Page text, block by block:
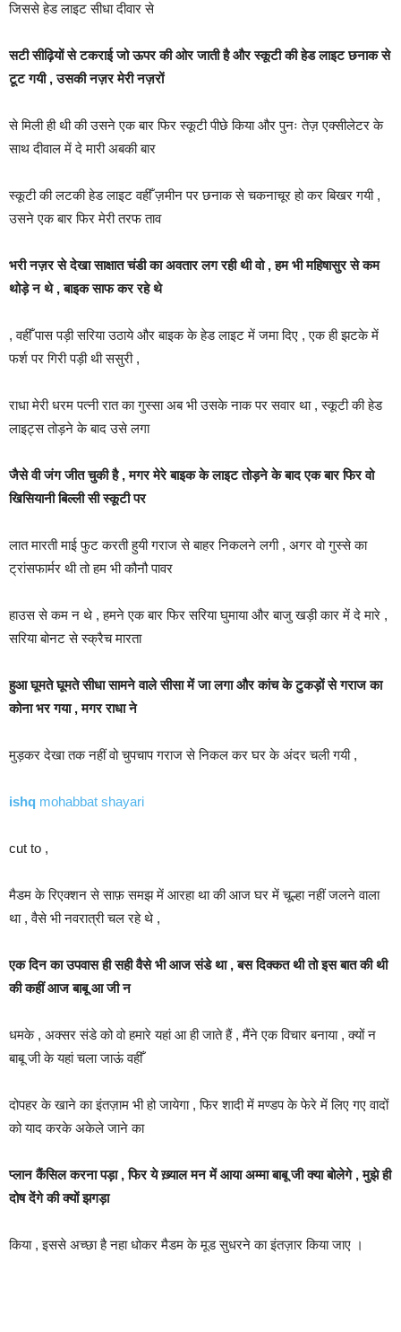
जिससे हेड लाइट सीधा दीवार से
सटी सीढ़ियों से टकराई जो ऊपर की ओर जाती है और स्कूटी की हेड लाइट छनाक से
टूट गयी , उसकी नज़र मेरी नज़रों
से मिली ही थी की उसने एक बार फिर स्कूटी पीछे किया और पुनः तेज़ एक्सीलेटर के
साथ दीवाल में दे मारी अबकी बार
स्कूटी की लटकी हेड लाइट वहीँ ज़मीन पर छनाक से चकनाचूर हो कर बिखर गयी ,
उसने एक बार फिर मेरी तरफ ताव
भरी नज़र से देखा साक्षात चंडी का अवतार लग रही थी वो , हम भी महिषासुर से कम
थोड़े न थे , बाइक साफ कर रहे थे
, वहीँ पास पड़ी सरिया उठाये और बाइक के हेड लाइट में जमा दिए , एक ही झटके में
फर्श पर गिरी पड़ी थी ससुरी ,
राधा मेरी धरम पत्नी रात का गुस्सा अब भी उसके नाक पर सवार था , स्कूटी की हेड
लाइट्स तोड़ने के बाद उसे लगा
जैसे वी जंग जीत चुकी है , मगर मेरे बाइक के लाइट तोड़ने के बाद एक बार फिर वो
खिसियानी बिल्ली सी स्कूटी पर
लात मारती माई फुट करती हुयी गराज से बाहर निकलने लगी , अगर वो गुस्से का
ट्रांसफार्मर थी तो हम भी कौनौ पावर
हाउस से कम न थे , हमने एक बार फिर सरिया घुमाया और बाजु खड़ी कार में दे मारे ,
सरिया बोनट से स्क्रैच मारता
हुआ घूमते घूमते सीधा सामने वाले सीसा में जा लगा और कांच के टुकड़ों से गराज का
कोना भर गया , मगर राधा ने
मुड़कर देखा तक नहीं वो चुपचाप गराज से निकल कर घर के अंदर चली गयी ,
ishq mohabbat shayari
cut to ,
मैडम के रिएक्शन से साफ़ समझ में आरहा था की आज घर में चूल्हा नहीं जलने वाला
था , वैसे भी नवरात्री चल रहे थे ,
एक दिन का उपवास ही सही वैसे भी आज संडे था , बस दिक्कत थी तो इस बात की थी
की कहीं आज बाबू आ जी न
धमके , अक्सर संडे को वो हमारे यहां आ ही जाते हैं , मैंने एक विचार बनाया , क्यों न
बाबू जी के यहां चला जाऊं वहीँ
दोपहर के खाने का इंतज़ाम भी हो जायेगा , फिर शादी में मण्डप के फेरे में लिए गए वादों
को याद करके अकेले जाने का
प्लान कैंसिल करना पड़ा , फिर ये ख़्याल मन में आया अम्मा बाबू जी क्या बोलेगे , मुझे ही
दोष देंगे की क्यों झगड़ा
किया , इससे अच्छा है नहा धोकर मैडम के मूड सुधरने का इंतज़ार किया जाए ।